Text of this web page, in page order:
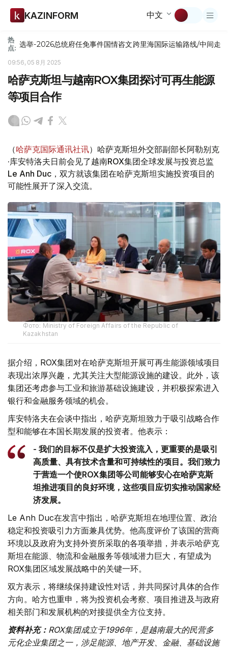
KAZINFORM 中文
热
点: 选举-2026总统府任免事件国情咨文跨里海国际运输路线/中间走廊
09:56, 05 8月 2025
哈萨克斯坦与越南ROX集团探讨可再生能源
等项目合作
（哈萨克国际通讯社讯）哈萨克斯坦外交部副部长阿勒别克
·库安特洛夫日前会见了越南ROX集团全球发展与投资总监
Le Anh Duc，双方就该集团在哈萨克斯坦实施投资项目的
可能性展开了深入交流。
Фото: Ministry of Foreign Affairs of the Republic of
Kazakhstan
据介绍，ROX集团对在哈萨克斯坦开展可再生能源领域项目
表现出浓厚兴趣，尤其关注大型能源设施的建设。此外，该
集团还考虑参与工业和旅游基础设施建设，并积极探索进入
银行和金融服务领域的机会。
库安特洛夫在会谈中指出，哈萨克斯坦致力于吸引战略合作
型和能够在本国长期发展的投资者。他表示：
- 我们的目标不仅是扩大投资流入，更重要的是吸引
高质量、具有技术含量和可持续性的项目。我们致力
于营造一个使ROX集团等公司能够安心在哈萨克斯
坦推进项目的良好环境，这些项目应切实推动国家经
济发展。
Le Anh Duc在发言中指出，哈萨克斯坦在地理位置、政治
稳定和投资吸引力方面兼具优势。他高度评价了该国的营商
环境以及政府为支持外资所采取的各项举措，并表示哈萨克
斯坦在能源、物流和金融服务等领域潜力巨大，有望成为
ROX集团区域发展战略中的关键一环。
双方表示，将继续保持建设性对话，并共同探讨具体的合作
方向。哈方也重申，将为投资机会考察、项目推进及与政府
相关部门和发展机构的对接提供全方位支持。
资料补充： ROX集团成立于1996年，是越南最大的民营多
元化企业集团之一，涉足能源、地产开发、金融、基础设施